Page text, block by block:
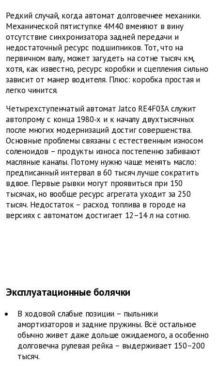
Редкий случай, когда автомат долговечнее механики.
Механической пятиступке 4M40 вменяют в вину
отсутствие синхронизатора задней передачи и
недостаточный ресурс подшипников. Тот, что на
первичном валу, может загудеть на сотне тысяч км,
хотя, как известно, ресурс коробки и сцепления сильно
зависит от манер водителя. Плюс: коробка простая и
легко чинится.
Четырехступенчатый автомат Jatco RE4F03A служит
автопрому с конца 1980‑х и к началу двухтысячных
после многих модернизаций достиг совершенства.
Основные проблемы связаны с естественным износом
соленоидов – продукты износа постепенно забивают
масляные каналы. Потому нужно чаще менять масло:
предписанный интервал в 60 тысяч лучше сократить
вдвое. Первые рывки могут проявиться при 150
тысячах, но вообще ресурс агрегата уходит за 250
тысяч. Недостаток – расход топлива в городе на
версиях с автоматом достигает 12–14 л на сотню.
Эксплуатационные болячки
В ходовой слабые позиции – пыльники
амортизаторов и задние пружины. Всё остальное
обычно живет даже дольше ожидаемого, а особенно
долговечна рулевая рейка – выдерживает 150–200
тысяч.